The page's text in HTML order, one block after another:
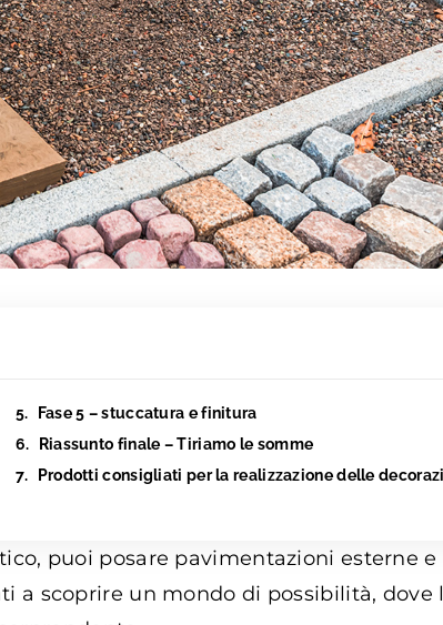
Fase 5 – stuccatura e finitura
Riassunto finale – Tiriamo le somme
Prodotti consigliati per la realizzazione delle
puoi posare pavimentazioni esterne e
a scoprire un mondo di possibilità, dove